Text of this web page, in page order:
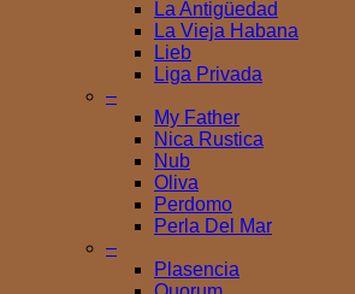
La Antigüedad
La Vieja Habana
Lieb
Liga Privada
–
My Father
Nica Rustica
Nub
Oliva
Perdomo
Perla Del Mar
–
Plasencia